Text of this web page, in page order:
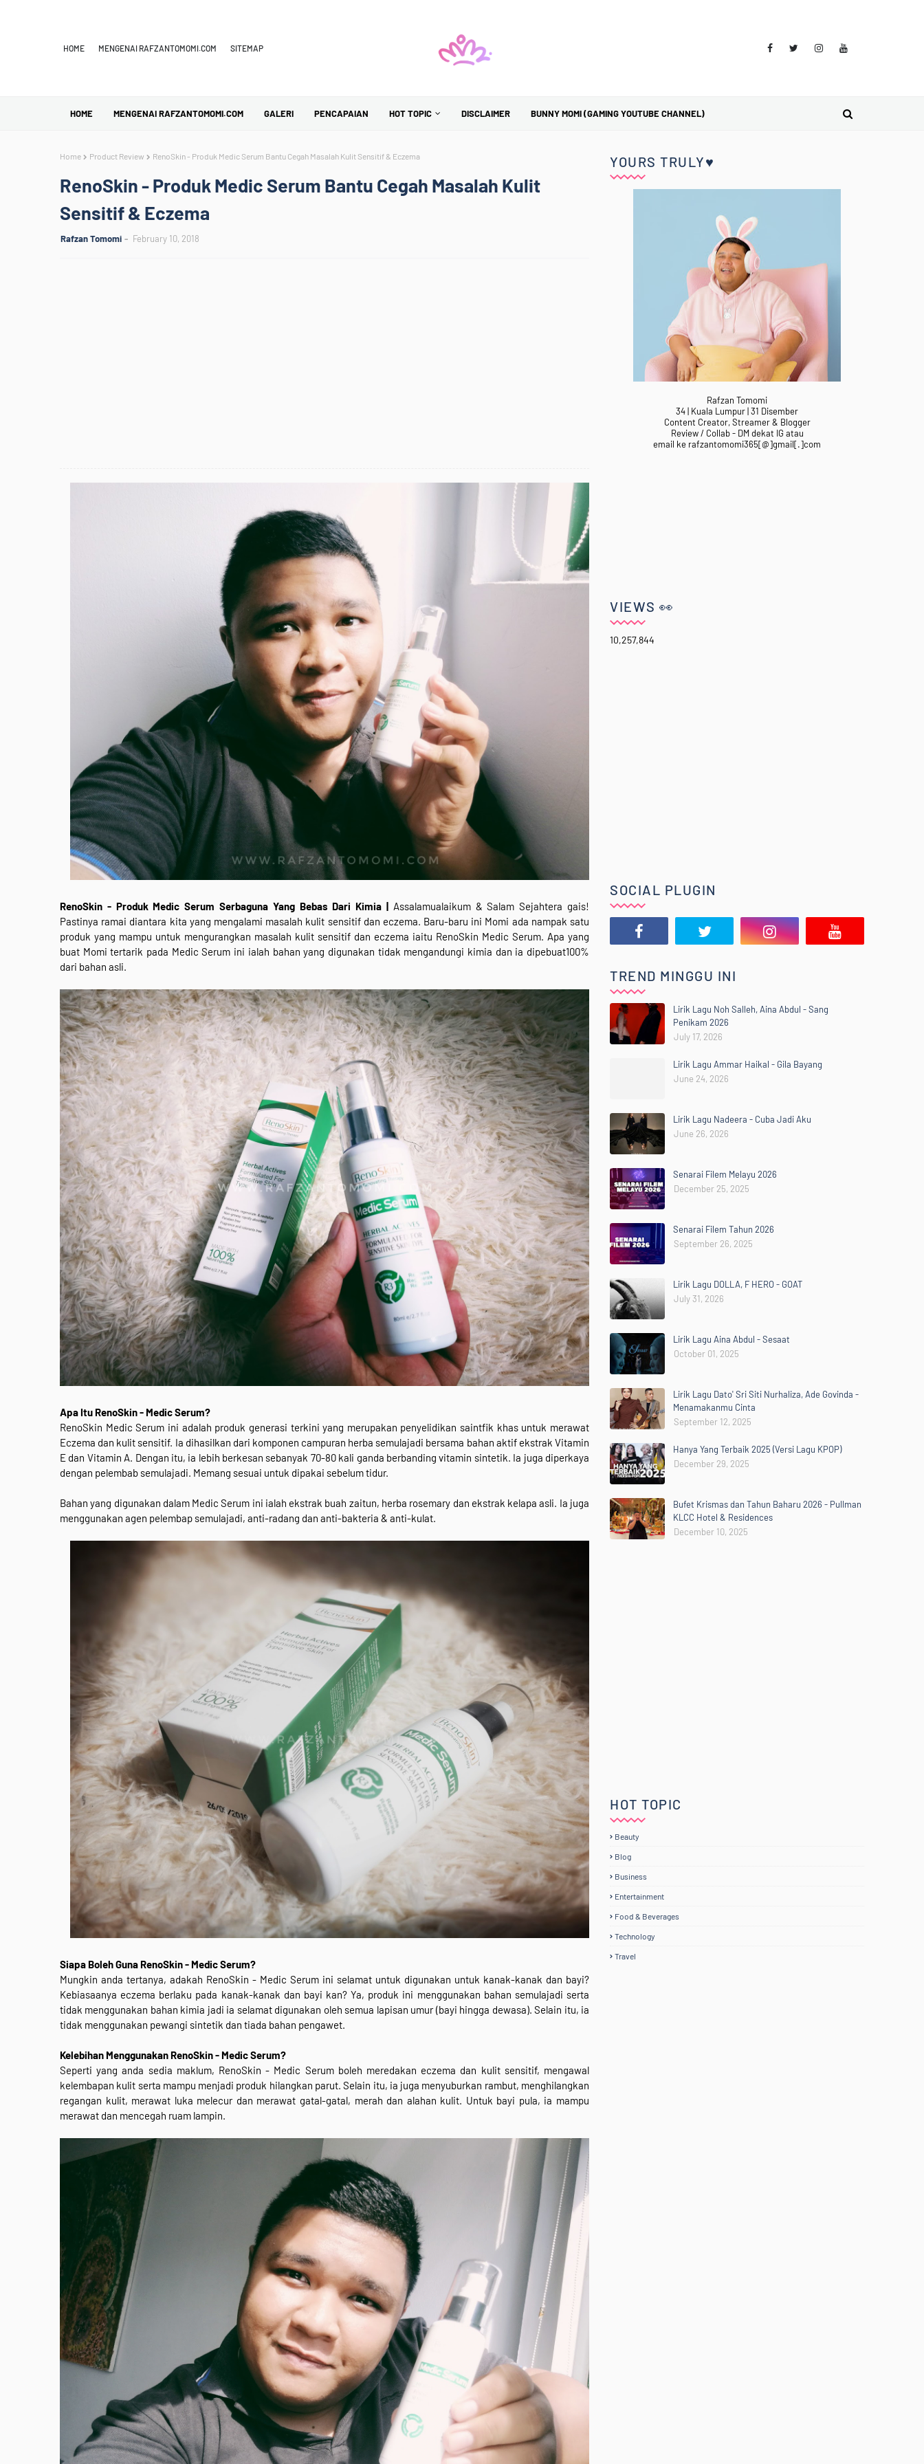
HOME MENGENAI RAFZANTOMOMI.COM SITEMAP
HOME MENGENAI RAFZANTOMOMI.COM GALERI PENCAPAIAN HOT TOPIC DISCLAIMER BUNNY MOMI (GAMING YOUTUBE CHANNEL)
Home Product Review RenoSkin - Produk Medic Serum Bantu Cegah Masalah Kulit Sensitif & Eczema
RenoSkin - Produk Medic Serum Bantu Cegah Masalah Kulit
Sensitif & Eczema
Rafzan Tomomi February 10, 2018
RenoSkin - Produk Medic Serum Serbaguna Yang Bebas Dari Kimia | Assalamualaikum & Salam Sejahtera gais!
Pastinya ramai diantara kita yang mengalami masalah kulit sensitif dan eczema. Baru-baru ini Momi ada nampak satu
produk yang mampu untuk mengurangkan masalah kulit sensitif dan eczema iaitu RenoSkin Medic Serum. Apa yang
buat Momi tertarik pada Medic Serum ini ialah bahan yang digunakan tidak mengandungi kimia dan ia dipebuat100%
dari bahan asli.
Apa Itu RenoSkin - Medic Serum?
RenoSkin Medic Serum ini adalah produk generasi terkini yang merupakan penyelidikan saintfik khas untuk merawat
Eczema dan kulit sensitif. Ia dihasilkan dari komponen campuran herba semulajadi bersama bahan aktif ekstrak Vitamin
E dan Vitamin A. Dengan itu, ia lebih berkesan sebanyak 70-80 kali ganda berbanding vitamin sintetik. Ia juga diperkaya
dengan pelembab semulajadi. Memang sesuai untuk dipakai sebelum tidur.
Bahan yang digunakan dalam Medic Serum ini ialah ekstrak buah zaitun, herba rosemary dan ekstrak kelapa asli. Ia juga
menggunakan agen pelembap semulajadi, anti-radang dan anti-bakteria & anti-kulat.
Siapa Boleh Guna RenoSkin - Medic Serum?
Mungkin anda tertanya, adakah RenoSkin - Medic Serum ini selamat untuk digunakan untuk kanak-kanak dan bayi?
Kebiasaanya eczema berlaku pada kanak-kanak dan bayi kan? Ya, produk ini menggunakan bahan semulajadi serta
tidak menggunakan bahan kimia jadi ia selamat digunakan oleh semua lapisan umur (bayi hingga dewasa). Selain itu, ia
tidak menggunakan pewangi sintetik dan tiada bahan pengawet.
Kelebihan Menggunakan RenoSkin - Medic Serum?
Seperti yang anda sedia maklum, RenoSkin - Medic Serum boleh meredakan eczema dan kulit sensitif, mengawal
kelembapan kulit serta mampu menjadi produk hilangkan parut. Selain itu, ia juga menyuburkan rambut, menghilangkan
regangan kulit, merawat luka melecur dan merawat gatal-gatal, merah dan alahan kulit. Untuk bayi pula, ia mampu
merawat dan mencegah ruam lampin.
YOURS TRULY♥
Rafzan Tomomi
34 | Kuala Lumpur | 31 Disember
Content Creator, Streamer & Blogger
Review / Collab - DM dekat IG atau
email ke rafzantomomi365[@]gmail[.]com
VIEWS 👀
10,257,844
SOCIAL PLUGIN
TREND MINGGU INI
Lirik Lagu Noh Salleh, Aina Abdul - Sang
Penikam 2026
July 17, 2026
Lirik Lagu Ammar Haikal - Gila Bayang
June 24, 2026
Lirik Lagu Nadeera - Cuba Jadi Aku
June 26, 2026
Senarai Filem Melayu 2026
December 25, 2025
Senarai Filem Tahun 2026
September 26, 2025
Lirik Lagu DOLLA, F HERO - GOAT
July 31, 2026
Lirik Lagu Aina Abdul - Sesaat
October 01, 2025
Lirik Lagu Dato' Sri Siti Nurhaliza, Ade Govinda -
Menamakanmu Cinta
September 12, 2025
Hanya Yang Terbaik 2025 (Versi Lagu KPOP)
December 29, 2025
Bufet Krismas dan Tahun Baharu 2026 - Pullman
KLCC Hotel & Residences
December 10, 2025
HOT TOPIC
Beauty
Blog
Business
Entertainment
Food & Beverages
Technology
Travel